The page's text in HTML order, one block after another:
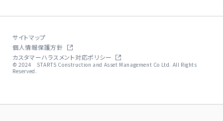
サイトマップ
個人情報保護方針
カスタマーハラスメント対応ポリシー
© 2024 STARTS Construction and Asset Management Co Ltd. All Rights
Reserved.